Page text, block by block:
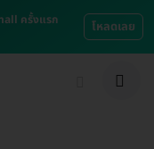
ครั้งแรก
โหลดเลย